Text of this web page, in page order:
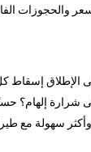
والحجوزات
الإطلاق إسقاط
إلهام؟
سهولة مع